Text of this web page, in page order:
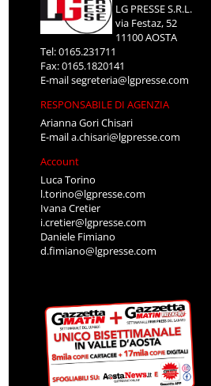
LG PRESSE S.R.L.
via Festaz, 52
11100 AOSTA
Tel: 0165.231711
Fax: 0165.1820141
E-mailsegreteria@lgpresse.com
RESPONSABILE DI AGENZIA
Arianna Gori Chisari
E-maila.chisari@lgpresse.com
Account
Luca Torino
l.torino@lgpresse.com
Ivana Cretier
i.cretier@lgpresse.com
Daniele Fimiano
d.fimiano@lgpresse.com